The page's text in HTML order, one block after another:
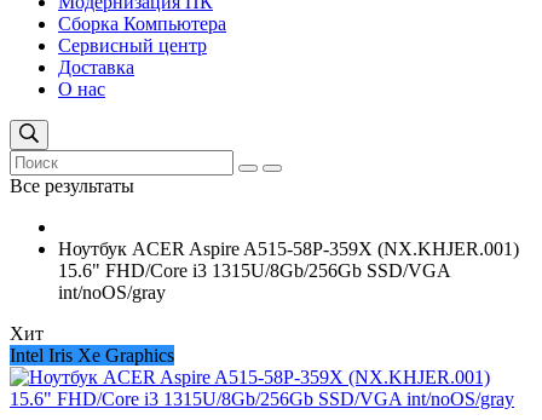
Сборка Компьютера
Сервисный центр
Доставка
О нас
Все результаты
Ноутбук ACER Aspire A515-58P-359X (NX.KHJER.001)
15.6" FHD/Core i3 1315U/8Gb/256Gb SSD/VGA
int/noOS/gray
Хит
Intel Iris Xe Graphics